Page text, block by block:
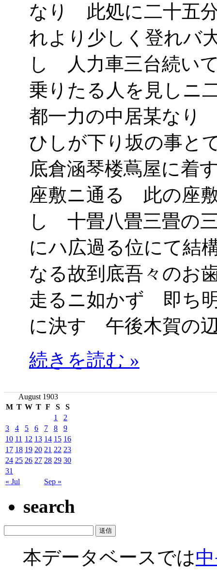
なり 此処に二十五
れより少しく登れバ
し 人力車三台続い
乗りたる人を見しニ
都一力の中居某なり
ひしが下り坂の事と
底倉涵琴楼蔦屋に着
座敷ニ通る 此の座
し 十畳八畳三畳の
にハ広過る位にて結
なる故到底吾々のお
走るニ如かず 即ち
に決す 午後木賀の
続きを読む »
August 1903
M T W T F S S
« Jul Sep »
1
2
3
4 5 6 7 8
9
10 11 12 13 14 15 16
17 18 19 20 21 22 23
24 25 26 27 28 29 30
31
search
本データベースでは